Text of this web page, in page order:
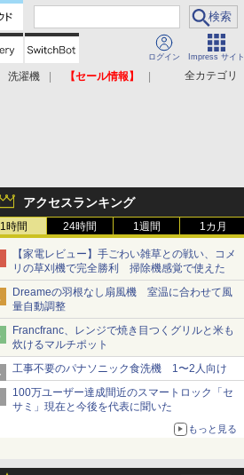
ログイン Impress サイト
全カテゴリ
洗濯機
【セール情報】
アクセスランキング
1時間 24時間 1週間 1カ月
【家電レビュー】手ごわい雑草との戦い、コメ
リの草刈機で完全勝利 掃除機感覚で使えた
Dreameの羽根なし扇風機 室温に合わせて風
量自動調整
Francfranc、レンジで焼き目つくグリルと米も
炊けるマルチポット
工事不要のパナソニック食洗機 1〜2人向け
100万ユーザー達成間近のスマートロック「セ
サミ」現在と今後を代表に聞いた
もっと見る